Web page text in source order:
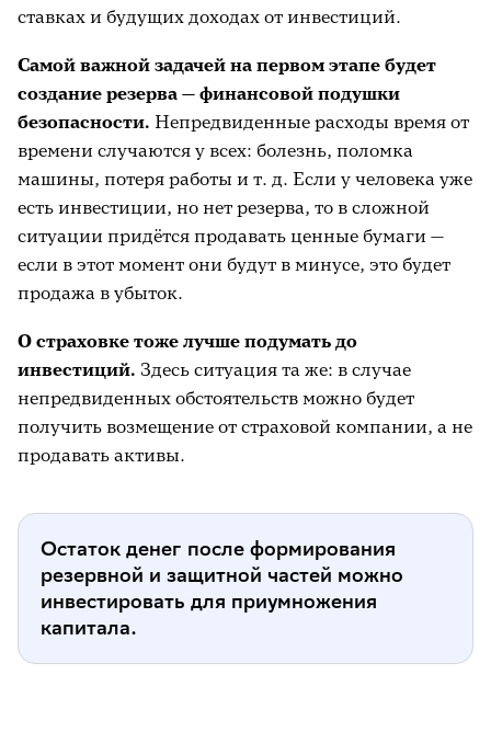
ставках и будущих доходах от инвестиций.
Самой важной задачей на первом этапе будет
создание резерва — финансовой подушки
безопасности. Непредвиденные расходы время от
времени случаются у всех: болезнь, поломка
машины, потеря работы и т. д. Если у человека уже
есть инвестиции, но нет резерва, то в сложной
ситуации придётся продавать ценные бумаги —
если в этот момент они будут в минусе, это будет
продажа в убыток.
О страховке тоже лучше подумать до
инвестиций. Здесь ситуация та же: в случае
непредвиденных обстоятельств можно будет
получить возмещение от страховой компании, а не
продавать активы.
Остаток денег после формирования
резервной и защитной частей можно
инвестировать для приумножения
капитала.